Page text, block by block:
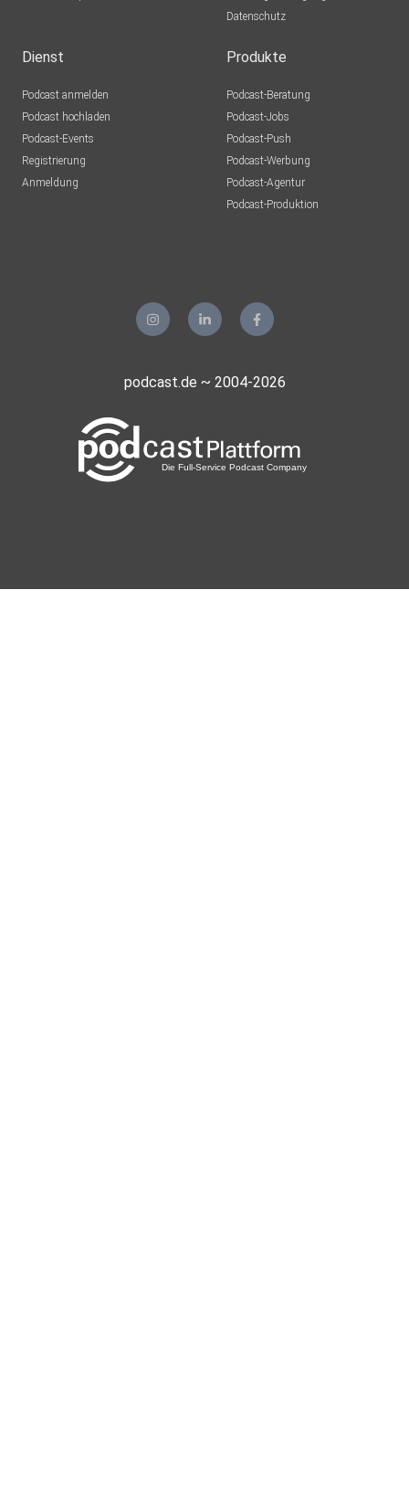
Datenschutz
Dienst
Podcast anmelden
Podcast hochladen
Podcast-Events
Registrierung
Anmeldung
Produkte
Podcast-Beratung
Podcast-Jobs
Podcast-Push
Podcast-Werbung
Podcast-Agentur
Podcast-Produktion
podcast.de ~ 2004-2026